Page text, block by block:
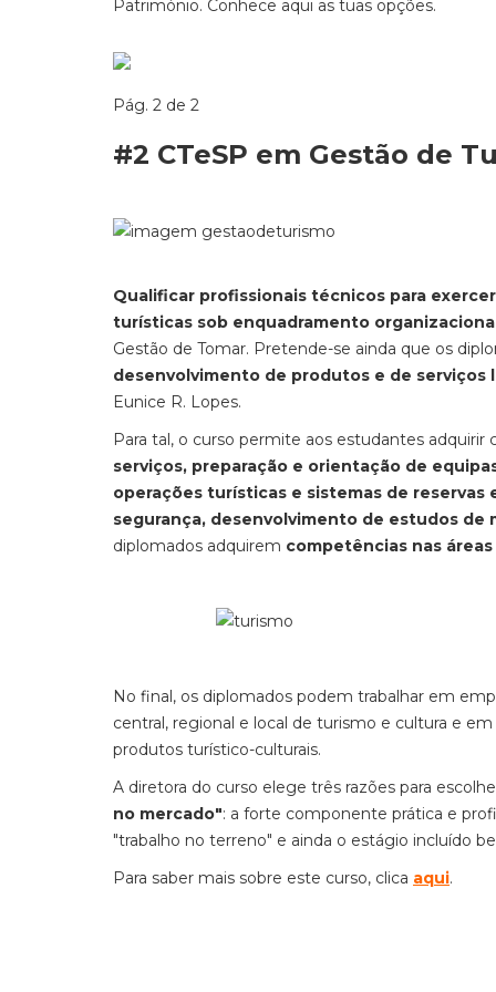
Património. Conhece aqui as tuas opções.
Pág. 2 de 2
#2 CTeSP em Gestão de
Qualificar profissionais técnicos para
turísticas sob enquadramento
Gestão de Tomar. Pretende-se ainda que os
desenvolvimento de produtos e de serviços
Eunice R. Lopes.
Para tal, o curso permite aos estudantes
serviços, preparação e orientação de
operações turísticas e sistemas de
segurança, desenvolvimento de estudos de
diplomados adquirem competências nas
No final, os diplomados podem trabalhar em
central, regional e local de turismo e cultura e
produtos turístico-culturais.
A diretora do curso elege três razões para
no mercado": a forte componente prática e
"trabalho no terreno" e ainda o estágio incluído
Para saber mais sobre este curso, clica aqui.